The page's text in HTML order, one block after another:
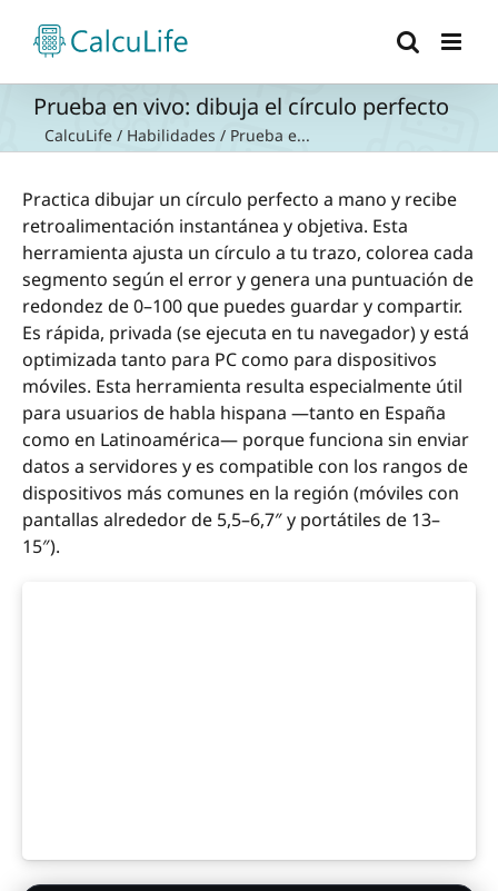
contenido
Prueba en vivo: dibuja el círculo perfecto
CalcuLife / Habilidades / Prueba e...
Practica dibujar un círculo perfecto a mano y recibe
retroalimentación instantánea y objetiva. Esta
herramienta ajusta un círculo a tu trazo, colorea cada
segmento según el error y genera una puntuación de
redondez de 0–100 que puedes guardar y compartir.
Es rápida, privada (se ejecuta en tu navegador) y está
optimizada tanto para PC como para dispositivos
móviles. Esta herramienta resulta especialmente útil
para usuarios de habla hispana —tanto en España
como en Latinoamérica— porque funciona sin enviar
datos a servidores y es compatible con los rangos de
dispositivos más comunes en la región (móviles con
pantallas alrededor de 5,5–6,7″ y portátiles de 13–
15″).